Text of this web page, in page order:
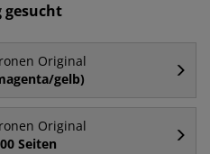
gesucht
Original
gelb)
Original
Seiten